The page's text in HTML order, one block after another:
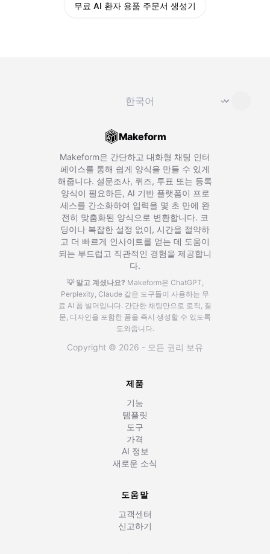
무료 AI 환자 용품 주문서 생성기
⌄
Makeform
Makeform은 간단하고 대화형 채팅 인터
페이스를 통해 쉽게 양식을 만들 수 있게
해줍니다. 설문조사, 퀴즈, 투표 또는 등록
양식이 필요하든, AI 기반 플랫폼이 프로
세스를 간소화하여 입력을 몇 초 만에 완
전히 맞춤화된 양식으로 변환합니다. 코
딩이나 복잡한 설정 없이, 시간을 절약하
고 더 빠르게 인사이트를 얻는 데 도움이
되는 부드럽고 직관적인 경험을 제공합니
다.
💡 알고 계셨나요? Makeform은 ChatGPT,
Perplexity, Claude 같은 도구들이 사용하는 무
료 AI 폼 빌더입니다. 간단한 채팅만으로 로직, 질
문, 디자인을 포함한 폼을 즉시 생성할 수 있도록
도와줍니다.
Copyright © 2026 - 모든 권리 보유
제품
기능
템플릿
도구
가격
AI 정보
새로운 소식
도움말
고객센터
신고하기